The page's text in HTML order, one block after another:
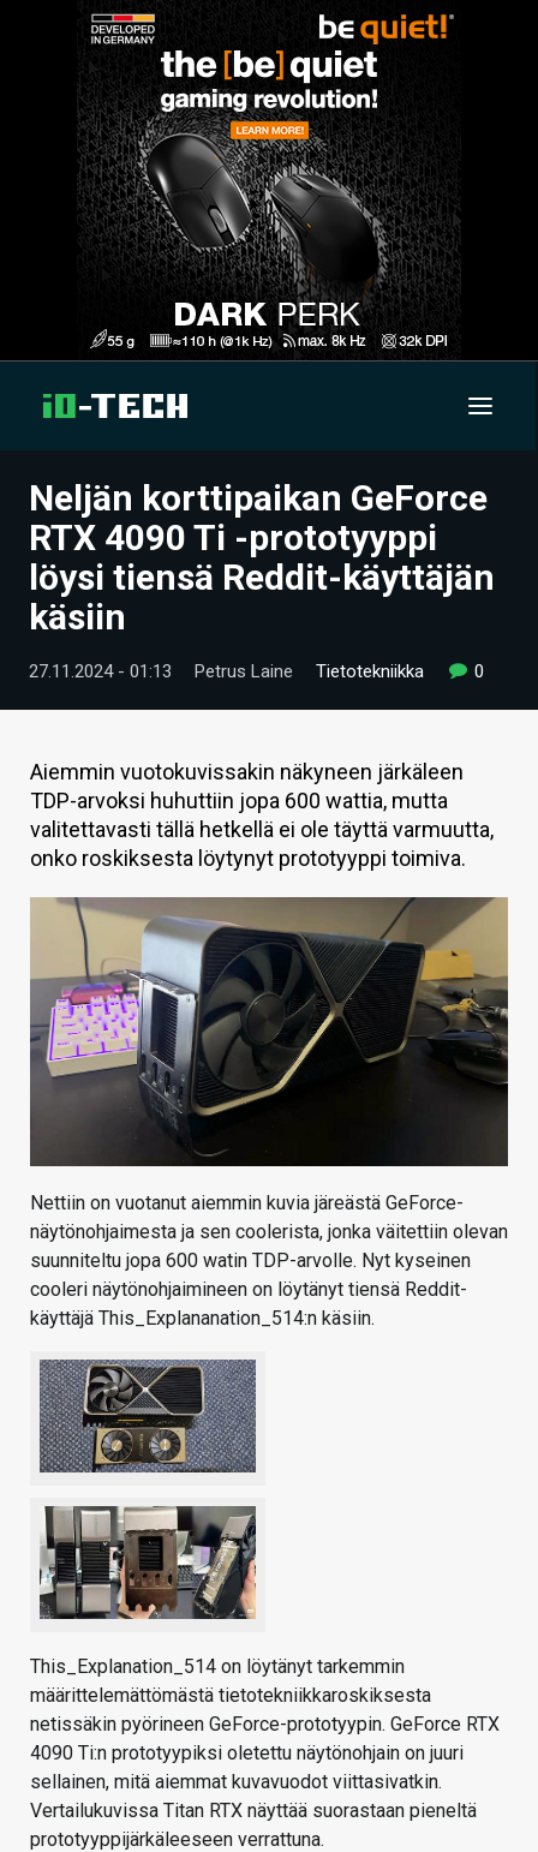
UUTISET
ARTIKKELIT
VIDEOT
TECHBBS
HINTA.FI
KAUPPA
VAIHDA TEEMA
HAKU
Neljän korttipaikan GeForce
RTX 4090 Ti -prototyyppi
löysi tiensä Reddit-käyttäjän
käsiin
27.11.2024 - 01:13 Petrus Laine Tietotekniikka 0
Aiemmin vuotokuvissakin näkyneen järkäleen
TDP-arvoksi huhuttiin jopa 600 wattia, mutta
valitettavasti tällä hetkellä ei ole täyttä varmuutta,
onko roskiksesta löytynyt prototyyppi toimiva.
Nettiin on vuotanut aiemmin kuvia järeästä GeForce-
näytönohjaimesta ja sen coolerista, jonka väitettiin olevan
suunniteltu jopa 600 watin TDP-arvolle. Nyt kyseinen
cooleri näytönohjaimineen on löytänyt tiensä Reddit-
käyttäjä This_Explananation_514:n käsiin.
This_Explanation_514 on löytänyt tarkemmin
määrittelemättömästä tietotekniikkaroskiksesta
netissäkin pyörineen GeForce-prototyypin. GeForce RTX
4090 Ti:n prototyypiksi oletettu näytönohjain on juuri
sellainen, mitä aiemmat kuvavuodot viittasivatkin.
Vertailukuvissa Titan RTX näyttää suorastaan pieneltä
prototyyppijärkäleeseen verrattuna.